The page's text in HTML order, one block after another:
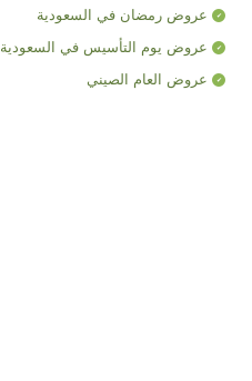
عروض رمضان في السعودية
عروض يوم التأسيس في السعودية
عروض العام الصيني